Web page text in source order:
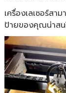
เครื่องเลเซอร์สา
ป้ายของคุณน่าสน